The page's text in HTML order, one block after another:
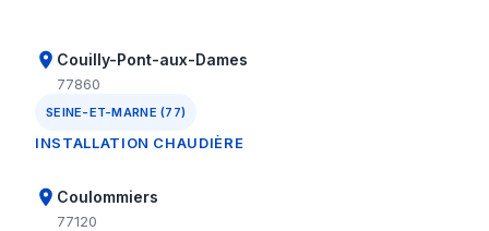
Couilly-Pont-aux-Dames
77860
SEINE-ET-MARNE (77)
INSTALLATION CHAUDIÈRE
Coulommiers
77120